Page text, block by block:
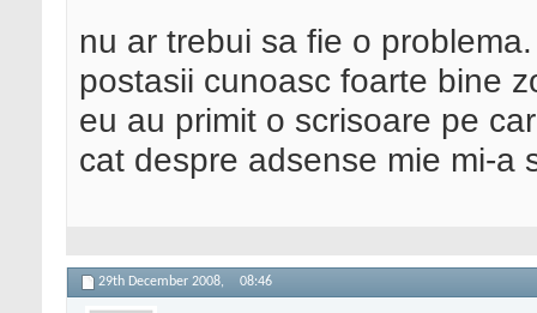
nu ar trebui sa fie o problema.
postasii cunoasc foarte bine
eu au primit o scrisoare pe
cat despre adsense mie mi-a
29th December 2008, 08:46